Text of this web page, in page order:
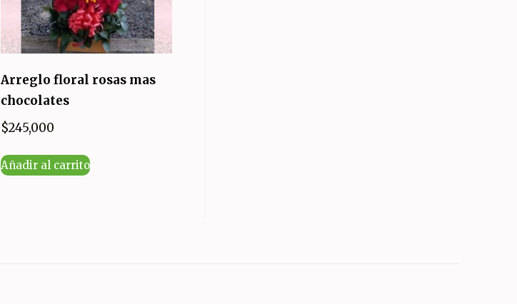
Arreglo floral rosas mas
chocolates
$245,000
Añadir al carrito